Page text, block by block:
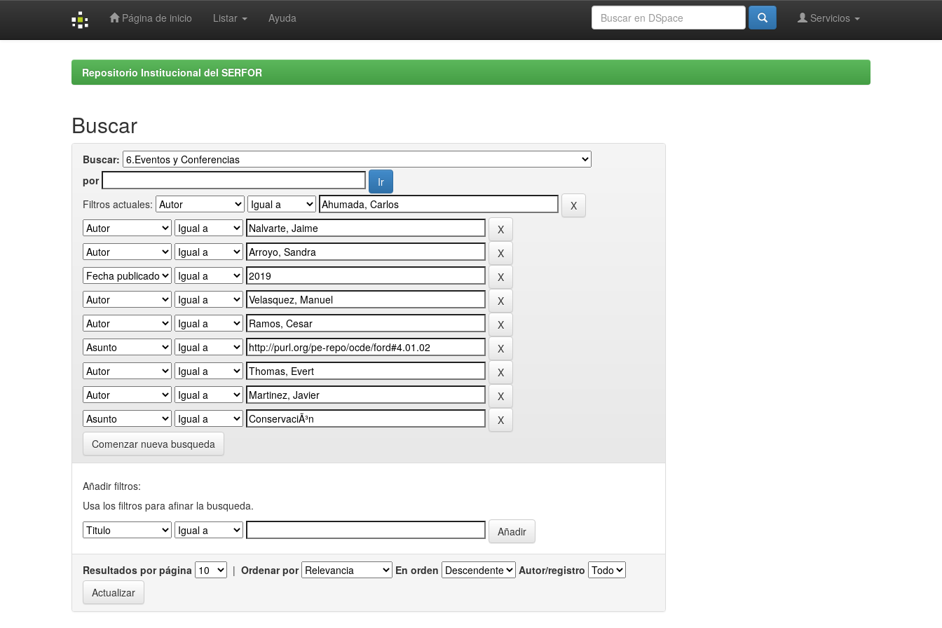
Página de inicio Listar Ayuda Servicios
Repositorio Institucional del SERFOR
Buscar
Buscar:
por
Filtros actuales:
Comenzar nueva busqueda
Añadir filtros:
Usa los filtros para afinar la busqueda.
Resultados por página | Ordenar por En orden Autor/registro